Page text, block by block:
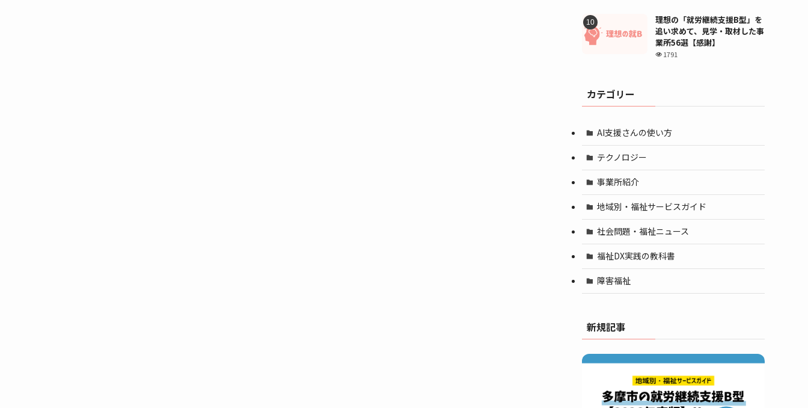
理想の「就労継続支援B型」を
追い求めて、見学・取材した事
業所56選【感謝】
1791
カテゴリー
AI支援さんの使い方
テクノロジー
事業所紹介
地域別・福祉サービスガイド
社会問題・福祉ニュース
福祉DX実践の教科書
障害福祉
新規記事